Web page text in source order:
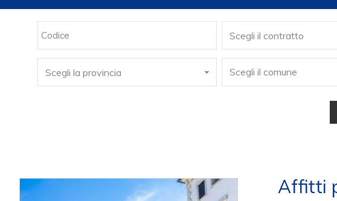
Scegli il contratto
Scegli la provincia Scegli il comune
Affitti